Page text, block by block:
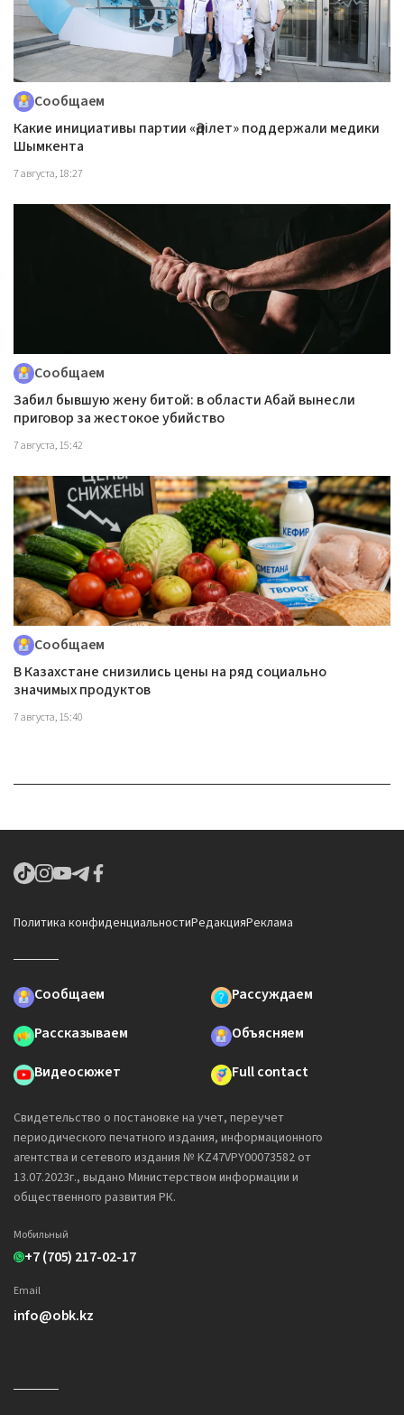
Сообщаем
Какие инициативы партии «Әділет» поддержали медики
Шымкента
7 августа, 18:27
Сообщаем
Забил бывшую жену битой: в области Абай вынесли
приговор за жестокое убийство
7 августа, 15:42
Сообщаем
В Казахстане снизились цены на ряд социально
значимых продуктов
7 августа, 15:40
Политика конфиденциальностиРедакцияРеклама
Сообщаем
Рассуждаем
Рассказываем
Объясняем
Видеосюжет
Full contact
Свидетельство о постановке на учет, переучет
периодического печатного издания, информационного
агентства и сетевого издания № KZ47VPY00073582 от
13.07.2023г., выдано Министерством информации и
общественного развития РК.
Мобильный
+7 (705) 217-02-17
Email
info@obk.kz